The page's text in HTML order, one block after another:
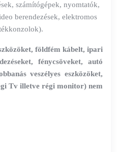
számítógépek, nyomtatók,
berendezések, elektromos
földfém kábelt, ipari
fénycsöveket, autó
veszélyes eszközöket,
Tv illetve régi monitor) nem